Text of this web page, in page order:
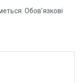
Обов’язкові